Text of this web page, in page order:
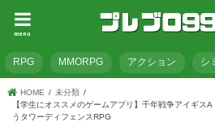
menu
RPG MMORPG アクション シ
HOME
未分類
【学生にオススメのゲームアプリ】千年戦争アイギス
うタワーディフェンスRPG